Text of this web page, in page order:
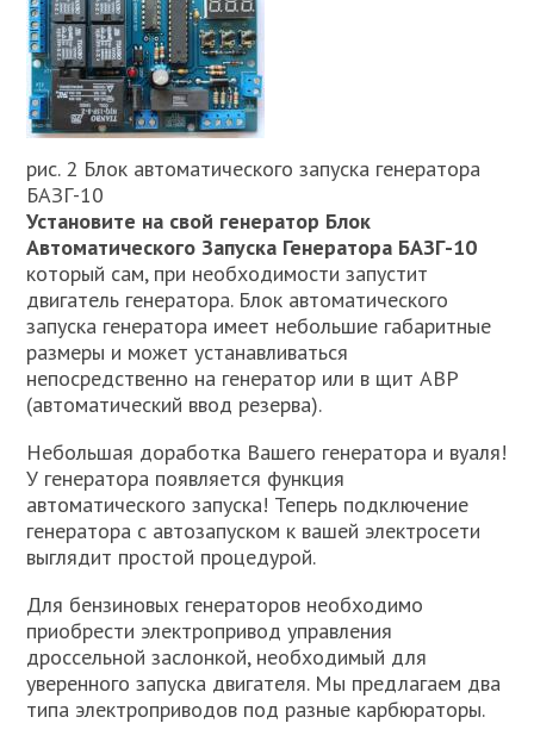
рис. 2 Блок автоматического запуска генератора
БАЗГ-10
Установите на свой генератор Блок
Автоматического Запуска Генератора БАЗГ-10
который сам, при необходимости запустит
двигатель генератора. Блок автоматического
запуска генератора имеет небольшие габаритные
размеры и может устанавливаться
непосредственно на генератор или в щит АВР
(автоматический ввод резерва).
Небольшая доработка Вашего генератора и вуаля!
У генератора появляется функция
автоматического запуска! Теперь подключение
генератора с автозапуском к вашей электросети
выглядит простой процедурой.
Для бензиновых генераторов необходимо
приобрести электропривод управления
дроссельной заслонкой, необходимый для
уверенного запуска двигателя. Мы предлагаем два
типа электроприводов под разные карбюраторы.